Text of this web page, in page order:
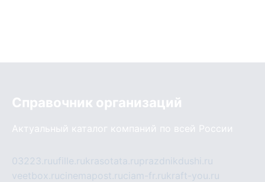
Справочник организаций
Актуальный каталог компаний по всей России
03223.ruufille.rukrasotata.ruprazdnikdushi.ru
veetbox.rucinemapost.ruciam-fr.rukraft-you.ru